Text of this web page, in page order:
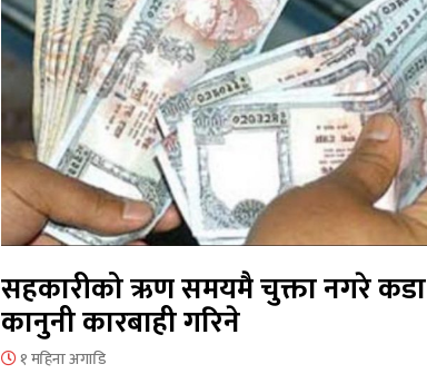
सहकारीको ऋण समयमै चुक्ता नगरे कडा
कानुनी कारबाही गरिने
१ महिना अगाडि